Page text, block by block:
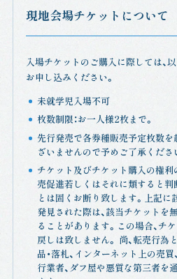
現地会場チケットについて
入場チケットのご購入に際しては、
お申し込みください。
未就学児入場不可
枚数制限：お一人様2枚まで。
先行発売で各券種販売予定枚数を
ざいませんので予めご了承くださ
チケット及びチケット購入の権利
売促進若しくはそれに類すると判
とは固くお断り致します。上記
発見された際は、該当チケットを
ることがあります。この場合、チ
戻しは致しません。 尚、転売行為
品・落札、インターネット上の売
行業者、ダフ屋や悪質な第三者を